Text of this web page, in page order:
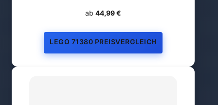
ab 44,99 €
LEGO 71380 PREISVERGLEICH